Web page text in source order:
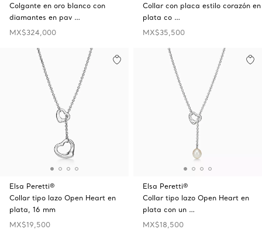
Colgante en oro blanco con
diamantes en pav …
MX$324,000
Collar con placa estilo corazón en
plata co …
MX$35,500
Elsa Peretti®
Collar tipo lazo Open Heart en
plata, 16 mm
MX$19,500
Elsa Peretti®
Collar tipo lazo Open Heart en
plata con un …
MX$18,500